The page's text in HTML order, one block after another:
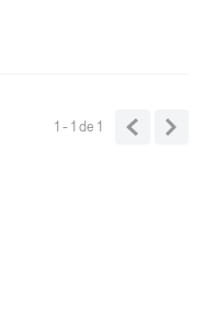
1 - 1de 1